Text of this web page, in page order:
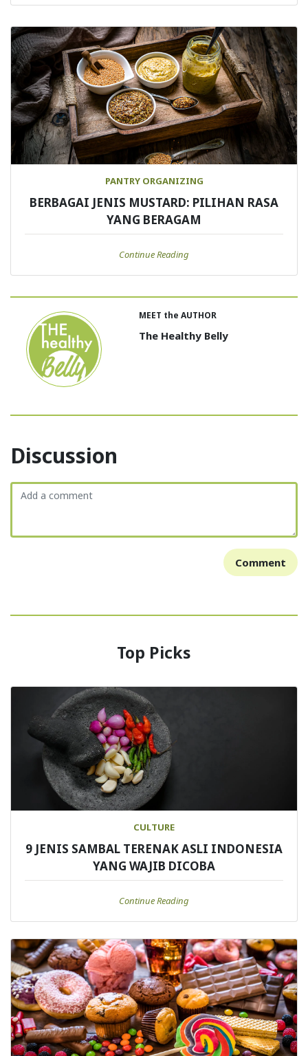
PANTRY ORGANIZING
BERBAGAI JENIS MUSTARD: PILIHAN RASA
YANG BERAGAM
Continue Reading
MEET the AUTHOR
The Healthy Belly
Discussion
Comment
Top Picks
CULTURE
9 JENIS SAMBAL TERENAK ASLI INDONESIA
YANG WAJIB DICOBA
Continue Reading